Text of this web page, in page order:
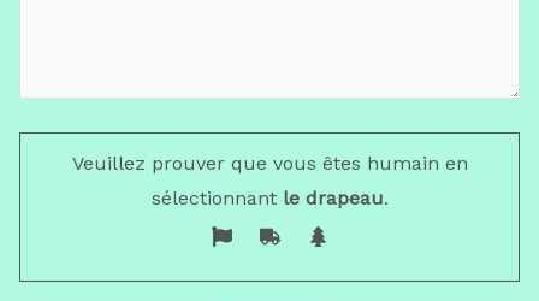
Veuillez prouver que vous êtes humain en
sélectionnantle drapeau.